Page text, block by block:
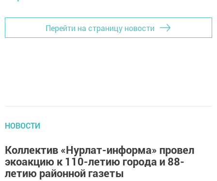
Перейти на страницу новости
НОВОСТИ
Коллектив «Нурлат-информа» провел
экоакцию к 110-летию города и 88-
летию районной газеты